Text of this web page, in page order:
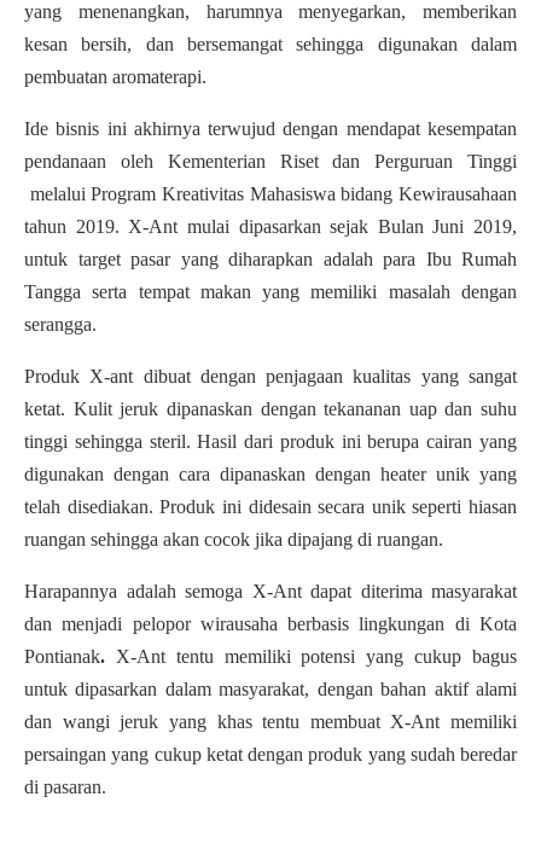
yang menenangkan, harumnya menyegarkan, memberikan
kesan bersih, dan bersemangat sehingga digunakan dalam
pembuatan aromaterapi.
Ide bisnis ini akhirnya terwujud dengan mendapat kesempatan
pendanaan oleh Kementerian Riset dan Perguruan Tinggi
melalui Program Kreativitas Mahasiswa bidang Kewirausahaan
tahun 2019. X-Ant mulai dipasarkan sejak Bulan Juni 2019,
untuk target pasar yang diharapkan adalah para Ibu Rumah
Tangga serta tempat makan yang memiliki masalah dengan
serangga.
Produk X-ant dibuat dengan penjagaan kualitas yang sangat
ketat. Kulit jeruk dipanaskan dengan tekananan uap dan suhu
tinggi sehingga steril. Hasil dari produk ini berupa cairan yang
digunakan dengan cara dipanaskan dengan heater unik yang
telah disediakan. Produk ini didesain secara unik seperti hiasan
ruangan sehingga akan cocok jika dipajang di ruangan.
Harapannya adalah semoga X-Ant dapat diterima masyarakat
dan menjadi pelopor wirausaha berbasis lingkungan di Kota
Pontianak. X-Ant tentu memiliki potensi yang cukup bagus
untuk dipasarkan dalam masyarakat, dengan bahan aktif alami
dan wangi jeruk yang khas tentu membuat X-Ant memiliki
persaingan yang cukup ketat dengan produk yang sudah beredar
di pasaran.